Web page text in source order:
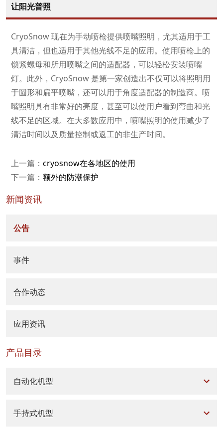
让阳光普照
CryoSnow 现在为手动喷枪提供喷嘴照明，尤其适用于工
具清洁，但也适用于其他光线不足的应用。使用喷枪上的
锁紧螺母和所用喷嘴之间的适配器，可以轻松安装喷嘴
灯。此外，CryoSnow 是第一家创造出不仅可以将照明用
于圆形和扁平喷嘴，还可以用于角度适配器的制造商。喷
嘴照明具有非常好的亮度，甚至可以使用户看到弯曲和光
线不足的区域。在大多数应用中，喷嘴照明的使用减少了
清洁时间以及质量控制或返工的非生产时间。
上一篇： cryosnow在各地区的使用
下一篇： 额外的防潮保护
新闻资讯
公告
事件
合作动态
应用资讯
产品目录
自动化机型
手持式机型